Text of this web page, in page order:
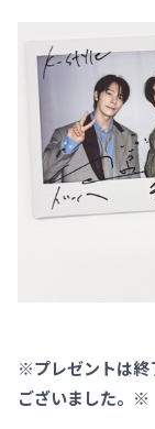
※プレゼントは終
ございました。※